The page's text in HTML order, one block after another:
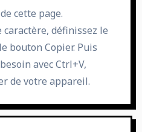
cette page.
définissez le
bouton Copier. Puis
avec Ctrl+V,
de votre appareil.